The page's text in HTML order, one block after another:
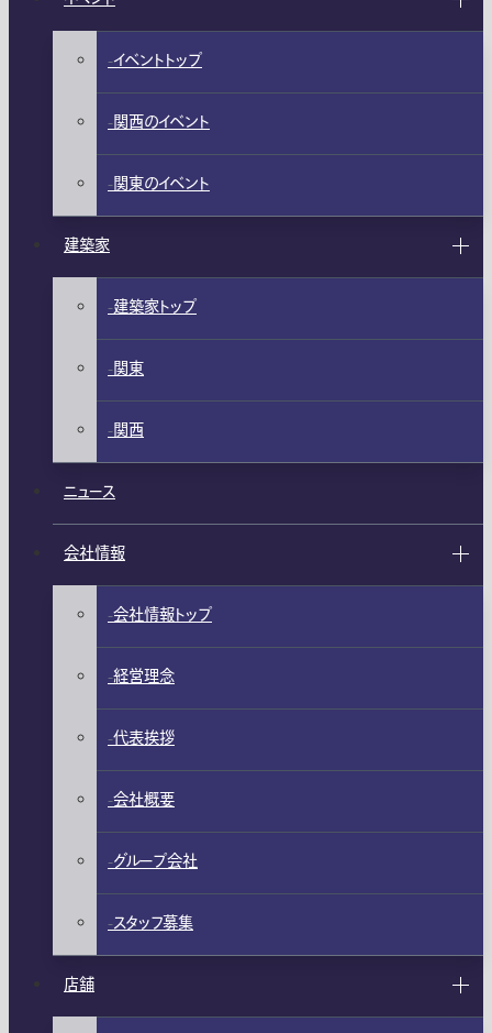
イベントトップ
関西のイベント
関東のイベント
建築家
建築家トップ
関東
関西
ニュース
会社情報
会社情報トップ
経営理念
代表挨拶
会社概要
グループ会社
スタッフ募集
店舗